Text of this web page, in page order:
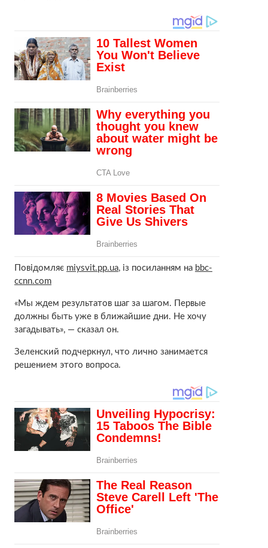
Повідомляє miysvit.pp.ua, із посиланням на bbc-
ccnn.com
«Мы ждем результатов шаг за шагом. Первые
должны быть уже в ближайшие дни. Не хочу
загадывать», — сказал он.
Зеленский подчеркнул, что лично занимается
решением этого вопроса.